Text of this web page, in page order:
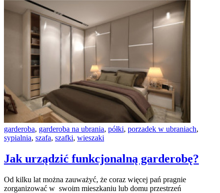
garderoba, garderoba na ubrania, półki, porzadek w ubraniach,
sypialnia, szafa, szafki, wieszaki
Jak urządzić funkcjonalną garderobę?
Od kilku lat można zauważyć, że coraz więcej pań pragnie
zorganizować w swoim mieszkaniu lub domu przestrzeń